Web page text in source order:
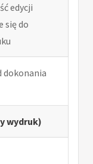
edycji
się do
dokonania
wydruk)